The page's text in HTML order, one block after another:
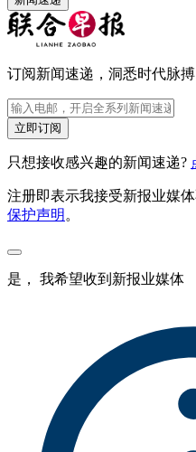
订阅新闻速递，洞悉时代脉搏
立即订阅
只想接收感兴趣的新闻速递?
注册即表示我接受新报业媒
保护声明。
是， 我希望收到新报业媒体